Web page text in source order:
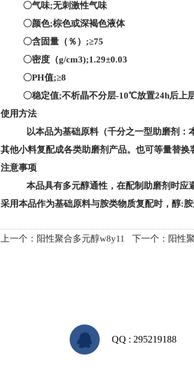
〇气味;无刺激性气味
〇颜色;棕色或深褐色液体
〇含固量（％） ;≥75
〇密度（g/cm3);1.29±0.03
〇PH值;≥8
〇稳定值;不析晶不分层-10℃放置24h后上
使用方法
以本品为基础原料（千分之一型助磨剂：
其他小料复配成各类助磨剂产品。也可等量替换
注意事项
本品具有多元醇通性，在配制助磨剂时应
采用本品作为基础原料与胺类物质复配时，醇:
上一个： 阳性聚合多元醇w8y11 下一个： 阳性
QQ : 295219188